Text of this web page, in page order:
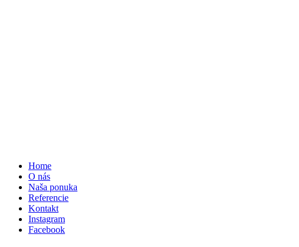
Home
O nás
Naša ponuka
Referencie
Kontakt
Instagram
Facebook